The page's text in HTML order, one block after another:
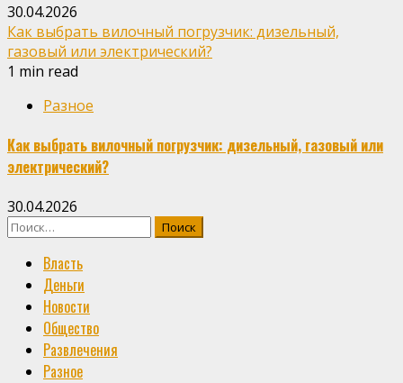
30.04.2026
Как выбрать вилочный погрузчик: дизельный,
газовый или электрический?
1 min read
Разное
Как выбрать вилочный погрузчик: дизельный, газовый или
электрический?
30.04.2026
Найти:
Власть
Деньги
Новости
Общество
Развлечения
Разное